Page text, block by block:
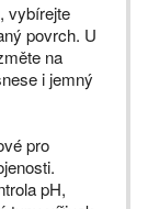
vybírejte
povrch. U
na
i jemný
pro
pH,